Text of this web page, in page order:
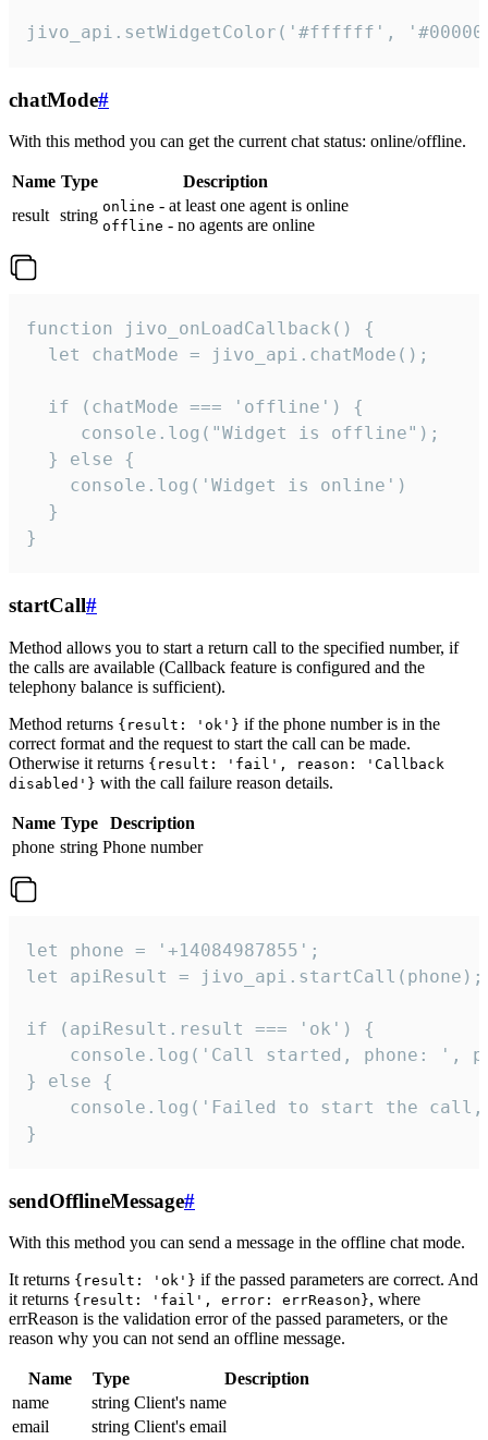
jivo_api.setWidgetColor('#ffffff',
chatMode#
With this method you can get the current chat status: online/offline.
Name Type
Description
result string online - at least one agent is online
offline - no agents are online
function jivo_onLoadCallback() {
  let chatMode = jivo_api.chatMode();
  if (chatMode === 'offline') {
     console.log("Widget is offline");
  } else {
    console.log('Widget is online')
  }
}
startCall#
Method allows you to start a return call to the specified number, if
the calls are available (Callback feature is configured and the
telephony balance is sufficient).
Method returns {result: 'ok'} if the phone number is in the
correct format and the request to start the call can be made.
Otherwise it returns {result: 'fail', reason: 'Callback
disabled'} with the call failure reason details.
Name Type
Description
phone string Phone number
let phone = '+14084987855';
let apiResult = jivo_api.startCall(phone);
if (apiResult.result === 'ok') {
console.log('Call started, phone: ',
} else {
console.log('Failed to start the
}
sendOfflineMessage#
With this method you can send a message in the offline chat mode.
It returns {result: 'ok'} if the passed parameters are correct. And
it returns {result: 'fail', error: errReason}, where
errReason is the validation error of the passed parameters, or the
reason why you can not send an offline message.
Name Type
Description
name
string Client's name
email
string Client's email